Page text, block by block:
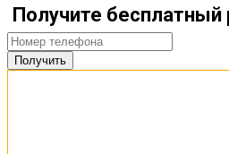
Получите